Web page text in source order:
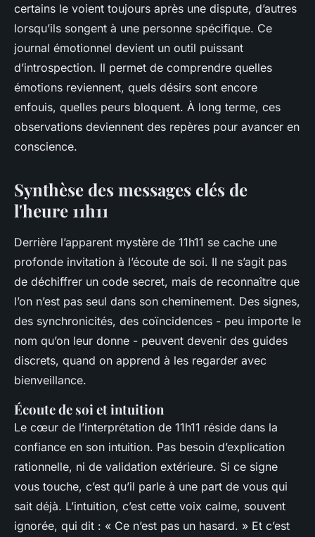
certains le voient toujours après une dispute, d’autres
lorsqu’ils songent à une personne spécifique. Ce
journal émotionnel devient un outil puissant
d’introspection. Il permet de comprendre quelles
émotions reviennent, quels désirs sont encore
enfouis, quelles peurs bloquent. À long terme, ces
observations deviennent des repères pour avancer en
conscience.
Synthèse des messages clés de
l'heure 11h11
Derrière l’apparent mystère de 11h11 se cache une
profonde invitation à l’écoute de soi. Il ne s’agit pas
de déchiffrer un code secret, mais de reconnaître que
l’on n’est pas seul dans son cheminement. Des signes,
des synchronicités, des coïncidences - peu importe le
nom qu’on leur donne - peuvent devenir des guides
discrets, quand on apprend à les regarder avec
bienveillance.
Écoute de soi et intuition
Le cœur de l’interprétation de 11h11 réside dans la
confiance en son intuition. Pas besoin d’explication
rationnelle, ni de validation extérieure. Si ce signe
vous touche, c’est qu’il parle à une part de vous qui
sait déjà. L’intuition, c’est cette voix calme, souvent
ignorée, qui dit : « Ce n’est pas un hasard. » Et c’est